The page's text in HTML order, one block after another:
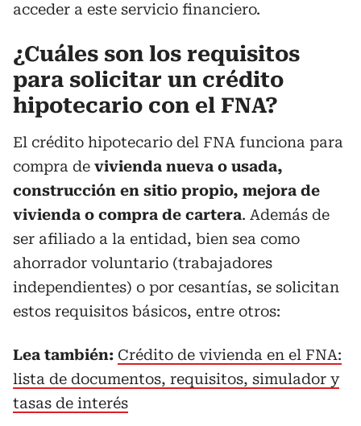
acceder a este servicio financiero.
¿Cuáles son los requisitos
para solicitar un crédito
hipotecario con el FNA?
El crédito hipotecario del FNA funciona para
compra de vivienda nueva o usada,
construcción en sitio propio, mejora de
vivienda o compra de cartera. Además de
ser afiliado a la entidad, bien sea como
ahorrador voluntario (trabajadores
independientes) o por cesantías, se solicitan
estos requisitos básicos, entre otros:
Lea también: Crédito de vivienda en el FNA:
lista de documentos, requisitos, simulador y
tasas de interés